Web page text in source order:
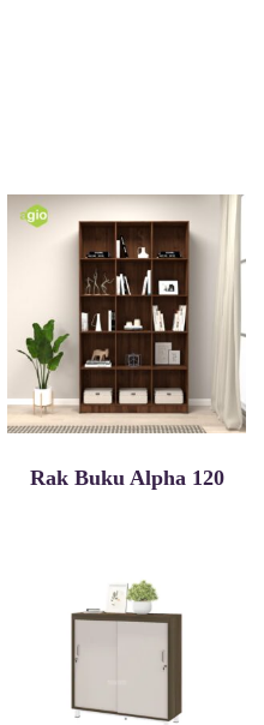
Rak Buku Alpha 120